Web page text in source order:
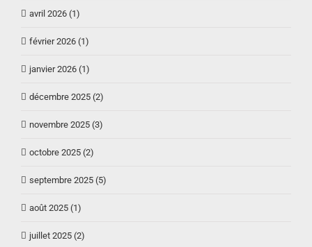
avril 2026 (1)
février 2026 (1)
janvier 2026 (1)
décembre 2025 (2)
novembre 2025 (3)
octobre 2025 (2)
septembre 2025 (5)
août 2025 (1)
juillet 2025 (2)